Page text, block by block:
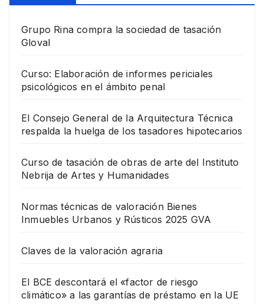
Grupo Rina compra la sociedad de tasación
Gloval
Curso: Elaboración de informes periciales
psicológicos en el ámbito penal
El Consejo General de la Arquitectura Técnica
respalda la huelga de los tasadores hipotecarios
Curso de tasación de obras de arte del Instituto
Nebrija de Artes y Humanidades
Normas técnicas de valoración Bienes
Inmuebles Urbanos y Rústicos 2025 GVA
Claves de la valoración agraria
El BCE descontará el «factor de riesgo
climático» a las garantías de préstamo en la UE